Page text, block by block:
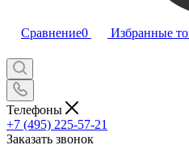
Сравнение0 Избранные
Телефоны
+7 (495) 225-57-21
Заказать звонок